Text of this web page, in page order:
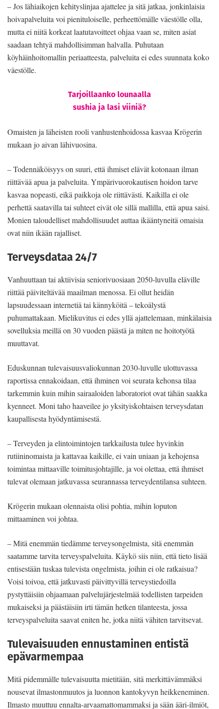
– Jos lähiaikojen kehityslinjaa ajattelee ja sitä jatkaa, jonkinlaisia
hoivapalveluita voi pienituloiselle, perheettömälle väestölle olla,
mutta ei niitä korkeat laatutavoitteet ohjaa vaan se, miten asiat
saadaan tehtyä mahdollisimman halvalla. Puhutaan
köyhäinhoitomallin periaatteesta, palveluita ei edes suunnata koko
väestölle.
Tarjoillaanko lounaalla
sushia ja lasi viiniä?
Omaisten ja läheisten rooli vanhustenhoidossa kasvaa Krögerin
mukaan jo aivan lähivuosina.
– Todennäköisyys on suuri, että ihmiset elävät kotonaan ilman
riittävää apua ja palveluita. Ympärivuorokautisen hoidon tarve
kasvaa nopeasti, eikä paikkoja ole riittävästi. Kaikilla ei ole
perhettä saatavilla tai suhteet eivät ole sillä mallilla, että apua saisi.
Monien taloudelliset mahdollisuudet auttaa ikääntyneitä omaisia
ovat niin ikään rajalliset.
Terveysdataa 24/7
Vanhuuttaan tai aktiivisia seniorivuosiaan 2050-luvulla eläville
riittää päiviteltävää maailman menossa. Ei ollut heidän
lapsuudessaan internetiä tai kännyköitä – tekoälystä
puhumattakaan. Mielikuvitus ei edes yllä ajattelemaan, minkälaisia
sovelluksia meillä on 30 vuoden päästä ja miten ne hoitotyötä
muuttavat.
Eduskunnan tulevaisuusvaliokunnan 2030-luvulle ulottuvassa
raportissa ennakoidaan, että ihminen voi seurata kehonsa tilaa
tarkemmin kuin mihin sairaaloiden laboratoriot ovat tähän saakka
kyenneet. Moni taho haaveilee jo yksityiskohtaisen terveysdatan
kaupallisesta hyödyntämisestä.
– Terveyden ja elintoimintojen tarkkailusta tulee hyvinkin
rutiininomaista ja kattavaa kaikille, ei vain uniaan ja kehojensa
toimintaa mittaaville toimitusjohtajille, ja voi olettaa, että ihmiset
tulevat olemaan jatkuvassa seurannassa terveydentilansa suhteen.
Krögerin mukaan olennaista olisi pohtia, mihin loputon
mittaaminen voi johtaa.
– Mitä enemmän tiedämme terveysongelmista, sitä enemmän
saatamme tarvita terveyspalveluita. Käykö siis niin, että tieto lisää
entisestään tuskaa tulevista ongelmista, joihin ei ole ratkaisua?
Voisi toivoa, että jatkuvasti päivittyvillä terveystiedoilla
pystyttäisiin ohjaamaan palvelujärjestelmää todellisten tarpeiden
mukaiseksi ja päästäisiin irti tämän hetken tilanteesta, jossa
terveyspalveluita saavat eniten he, jotka niitä vähiten tarvitsevat.
Tulevaisuuden ennustaminen entistä
epävarmempaa
Mitä pidemmälle tulevaisuutta mietitään, sitä merkittävämmäksi
nousevat ilmastonmuutos ja luonnon kantokyvyn heikkeneminen.
Ilmasto muuttuu ennalta-arvaamattomammaksi ja sään ääri-ilmiöt,